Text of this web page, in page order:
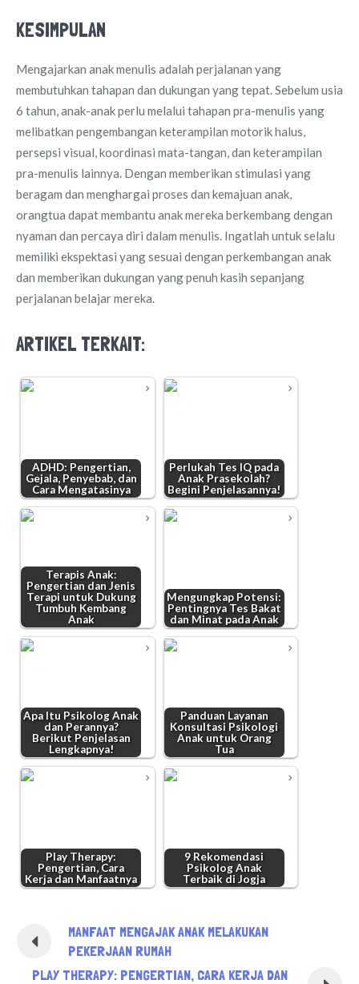
KESIMPULAN
Mengajarkan anak menulis adalah perjalanan yang
membutuhkan tahapan dan dukungan yang tepat. Sebelum usia
6 tahun, anak-anak perlu melalui tahapan pra-menulis yang
melibatkan pengembangan keterampilan motorik halus,
persepsi visual, koordinasi mata-tangan, dan keterampilan
pra-menulis lainnya. Dengan memberikan stimulasi yang
beragam dan menghargai proses dan kemajuan anak,
orangtua dapat membantu anak mereka berkembang dengan
nyaman dan percaya diri dalam menulis. Ingatlah untuk selalu
memiliki ekspektasi yang sesuai dengan perkembangan anak
dan memberikan dukungan yang penuh kasih sepanjang
perjalanan belajar mereka.
ARTIKEL TERKAIT:
ADHD: Pengertian,
Gejala, Penyebab, dan
Cara Mengatasinya
Perlukah Tes IQ pada
Anak Prasekolah?
Begini Penjelasannya!
Terapis Anak:
Pengertian dan Jenis
Terapi untuk Dukung
Tumbuh Kembang
Anak
Mengungkap Potensi:
Pentingnya Tes Bakat
dan Minat pada Anak
Apa Itu Psikolog Anak
dan Perannya?
Berikut Penjelasan
Lengkapnya!
Panduan Layanan
Konsultasi Psikologi
Anak untuk Orang
Tua
Play Therapy:
Pengertian, Cara
Kerja dan Manfaatnya
9 Rekomendasi
Psikolog Anak
Terbaik di Jogja
MANFAAT MENGAJAK ANAK MELAKUKAN
PEKERJAAN RUMAH
PLAY THERAPY: PENGERTIAN, CARA KERJA DAN